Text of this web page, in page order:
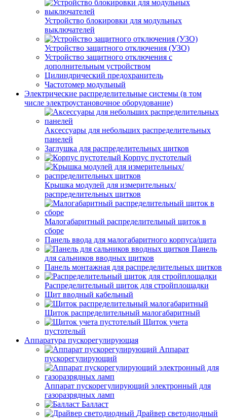
Устройство блокировки для модульных
выключателей
Устройство защитного отключения (УЗО)
Устройство защитного отключения с
дополнительным устройством
Цилиндрический предохранитель
Частотомер модульный
Электрические распределительные системы (в том
числе электроустановочное оборудование)
Аксессуары для небольших распределительных
панелей
Заглушка для распределительных щитков
Корпус пустотелый
Крышка модулей для измерительных/
распределительных щитков
Малогабаритный распределительный щиток в
сборе
Панель ввода для малогабаритного корпуса/щита
Панель
для сальников вводных щитков
Панель монтажная для распределительных щитков
Распределительный щиток для стройплощадки
Щит вводный кабельный
Щиток распределительный малогабаритный
Щиток учета
пустотелый
Аппаратура пускорегулирующая
Аппарат
пускорегулирующий
Аппарат пускорегулирующий электронный для
газоразрядных ламп
Балласт
Драйвер светодиодный